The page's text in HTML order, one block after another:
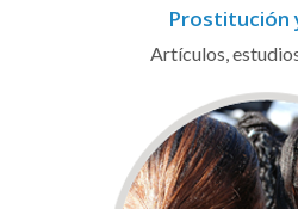
Prostitución
Artículos,